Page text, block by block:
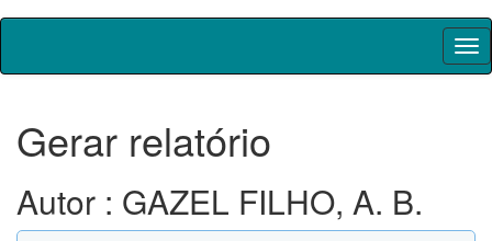
Skip
Gerar relatório
Autor : GAZEL FILHO, A. B.